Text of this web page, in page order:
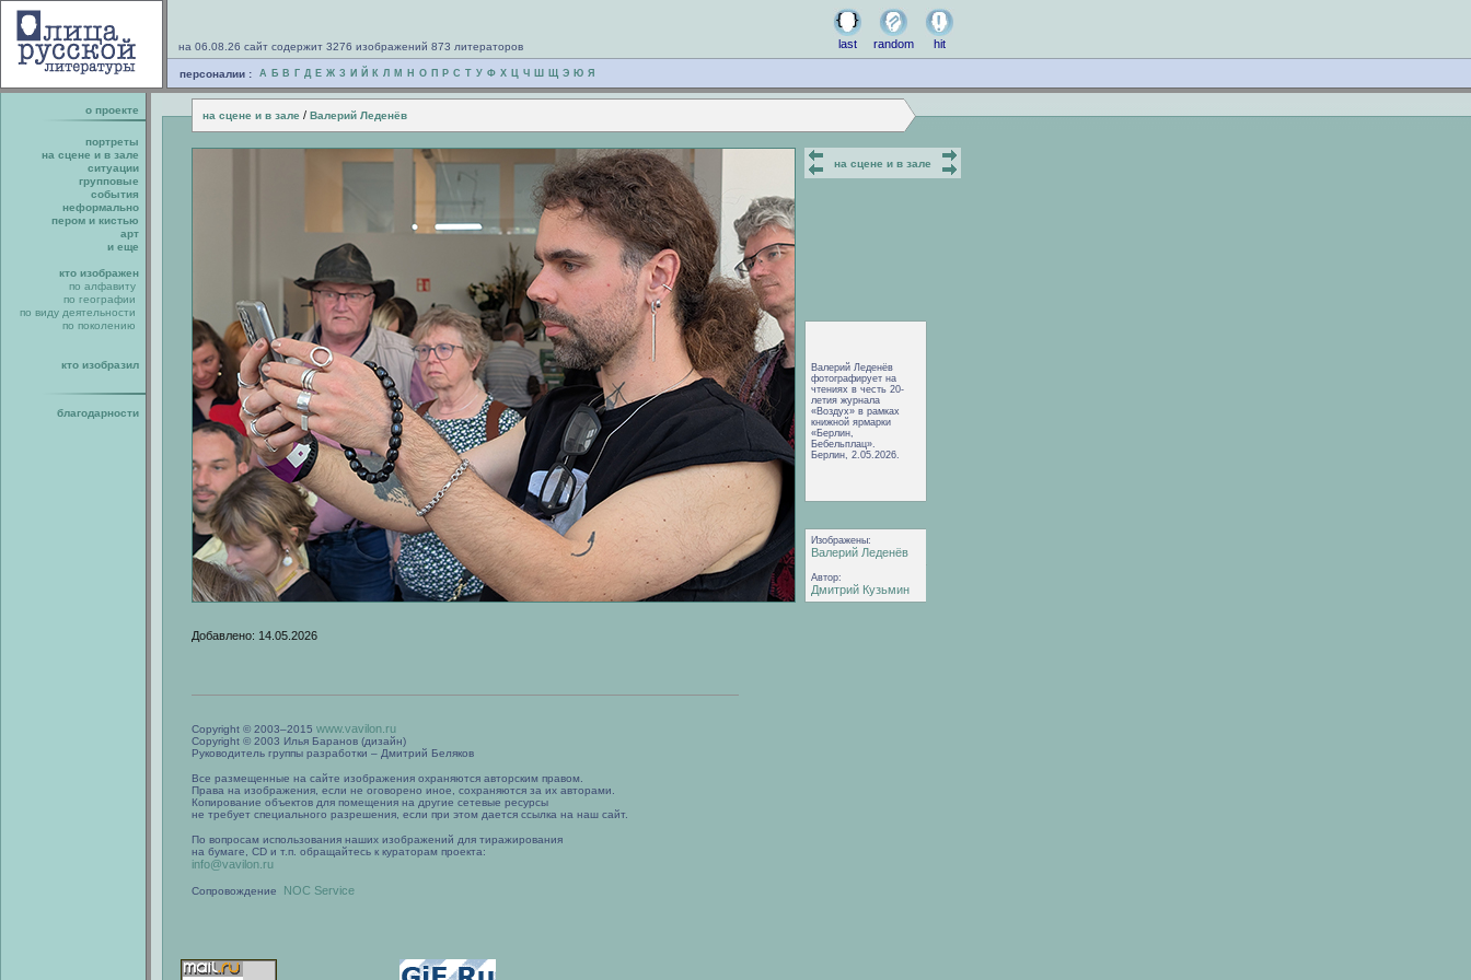
на 06.08.26 сайт содержит 3276 изображений 873 литераторов last random hit
персоналии : А Б В Г Д Е Ж З И Й К Л М Н О П Р С Т У Ф Х Ц Ч Ш Щ Э Ю Я
о проекте на сцене и в зале / Валерий Леденёв
портреты
на сцене и в зале
ситуации
групповые
события
неформально
пером и кистью
арт
и еще
кто изображен
по алфавиту
по географии
по виду деятельности
по поколению
кто изобразил
благодарности
на сцене и в зале
Валерий Леденёв
фотографирует на
чтениях в честь 20-
летия журнала
«Воздух» в рамках
книжной ярмарки
«Берлин,
Бебельплац».
Берлин, 2.05.2026.
Изображены:
Валерий Леденёв
Автор:
Дмитрий Кузьмин
Добавлено: 14.05.2026
Copyright © 2003–2015 www.vavilon.ru
Copyright © 2003 Илья Баранов (дизайн)
Руководитель группы разработки – Дмитрий Беляков
Все размещенные на сайте изображения охраняются авторским правом.
Права на изображения, если не оговорено иное, сохраняются за их авторами.
Копирование объектов для помещения на другие сетевые ресурсы
не требует специального разрешения, если при этом дается ссылка на наш сайт.
По вопросам использования наших изображений для тиражирования
на бумаге, CD и т.п. обращайтесь к кураторам проекта:
info@vavilon.ru
Сопровождение NOC Service